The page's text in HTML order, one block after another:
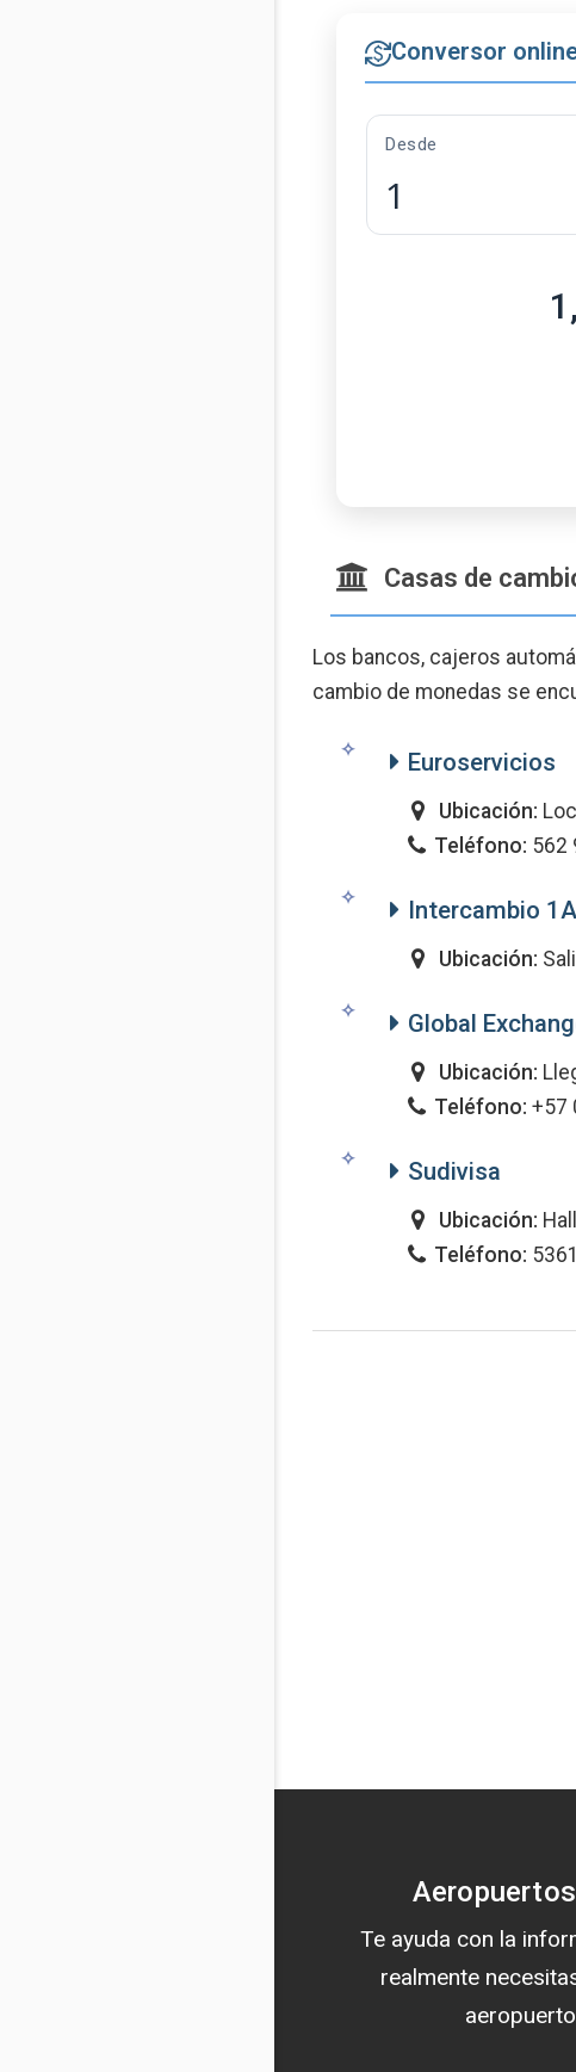
Conversor
Desde
Casas de
Los bancos, cajeros
cambio de monedas se
Euroservicios
Ubicación:
Teléfono: 562
Intercambio 1A
Ubicación:
Global
Ubicación:
Teléfono: +57
Sudivisa
Ubicación:
Teléfono:
Te ayuda con la
realmente